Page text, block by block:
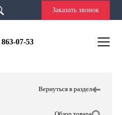
Заказать звонок
07-53
Вернуться в раздел